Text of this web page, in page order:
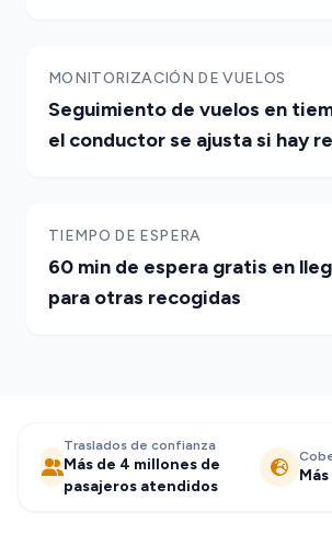
MONITORIZACIÓN DE VUELOS
Seguimiento de vuelos en
el conductor se ajusta si hay
TIEMPO DE ESPERA
60 min de espera gratis en
para otras recogidas
Traslados de confianza
Más de 4 millones de
pasajeros atendidos